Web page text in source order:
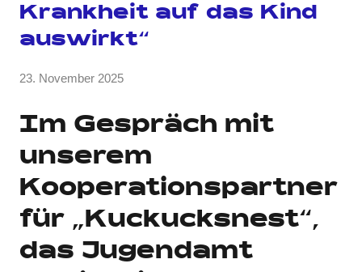
Krankheit auf das Kind
auswirkt“
von
Kraus
23. November 2025
Im Gespräch mit
unserem
Kooperationspartner
für „Kuckucksnest“,
das Jugendamt